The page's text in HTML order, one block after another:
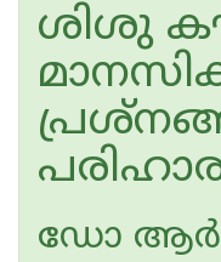
ശിശു
ഡോ ആര്‍